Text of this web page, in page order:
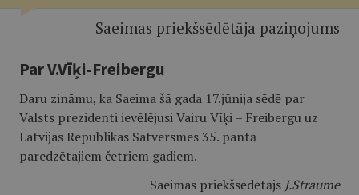
Saeimas priekšsēdētāja paziņojums
Par V.Vīķi-Freibergu
Daru zināmu, ka Saeima šā gada 17.jūnija sēdē par
Valsts prezidenti ievēlējusi Vairu Vīķi – Freibergu uz
Latvijas Republikas Satversmes 35. pantā
paredzētajiem četriem gadiem.
Saeimas priekšsēdētājs J.Straume